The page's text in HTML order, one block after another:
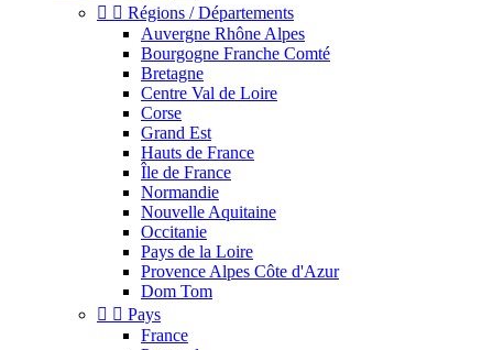
  Régions / Départements
Auvergne Rhône Alpes
Bourgogne Franche Comté
Bretagne
Centre Val de Loire
Corse
Grand Est
Hauts de France
Île de France
Normandie
Nouvelle Aquitaine
Occitanie
Pays de la Loire
Provence Alpes Côte d'Azur
Dom Tom
  Pays
France